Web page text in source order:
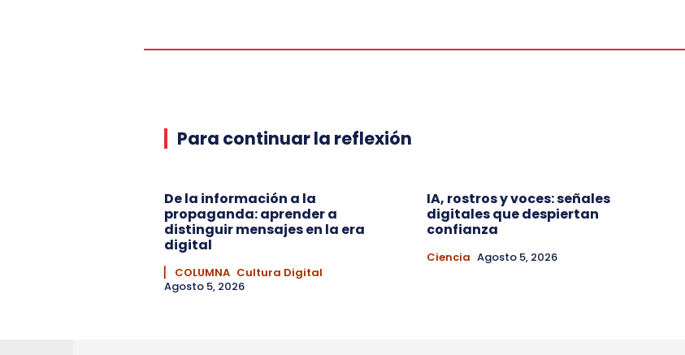
Para continuar la reflexión
De la información a la
propaganda: aprender a
distinguir mensajes en la era
digital
▏ COLUMNA Cultura Digital
Agosto 5, 2026
IA, rostros y voces: señales
digitales que despiertan
confianza
Ciencia Agosto 5, 2026